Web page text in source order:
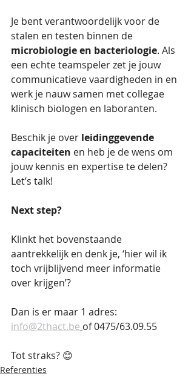
Je bent verantwoordelijk voor de
stalen en testen binnen de
microbiologie en bacteriologie. Als
een echte teamspeler zet je jouw
communicatieve vaardigheden in en
werk je nauw samen met collegae
klinisch biologen en laboranten.
Beschik je over leidinggevende
capaciteiten en heb je de wens om
jouw kennis en expertise te delen?
Let’s talk!
Next step?
Klinkt het bovenstaande
aantrekkelijk en denk je, ‘hier wil ik
toch vrijblijvend meer informatie
over krijgen’?
Dan is er maar 1 adres:
info@2thact.be of 0475/63.09.55
Tot straks? 😊
Referenties